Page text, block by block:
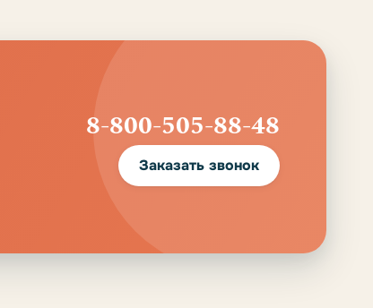
8-800-505-88-48
Заказать звонок